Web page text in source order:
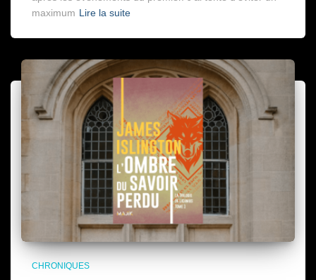
maximum Lire la suite
CHRONIQUES